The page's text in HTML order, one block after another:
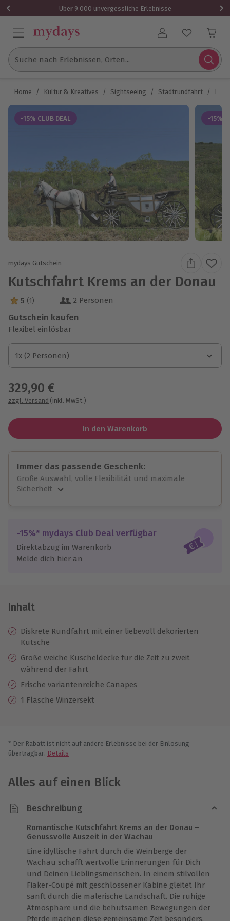
Über 9.000 unvergessliche Erlebnisse
Benutzerkonto
Suche nach Erlebnissen, Orten...
Home / Kultur & Kreatives / Sightseeing / Stadtrundfahrt /
-15% CLUB DEAL -15%
mydays Gutschein
Kutschfahrt Krems an der Donau
5 Sterne von 5 aus 1 Bewertungen
5 (1) 2 Personen
Gutschein kaufen
Flexibel einlösbar
1x (2 Personen)
1x (2 Personen)
1x (2 Personen)
329,90 €
zzgl. Versand (inkl. MwSt.)
In den Warenkorb
Immer das passende Geschenk:
Große Auswahl, volle Flexibilität und maximale
Sicherheit
Jeder Gutschein für alle Erlebnisse einlösbar.
Maximale Sicherheit
10 Jahre gültig & verlängerbar.
-15%* mydays Club Deal verfügbar
Direktabzug im Warenkorb
Melde dich hier an
Inhalt
Diskrete Rundfahrt mit einer liebevoll dekorierten
Kutsche
Große weiche Kuscheldecke für die Zeit zu zweit
während der Fahrt
Frische variantenreiche Canapes
1 Flasche Winzersekt
* Der Rabatt ist nicht auf andere Erlebnisse bei der Einlösung
übertragbar. Details
Alles auf einen Blick
Beschreibung
Romantische Kutschfahrt Krems an der Donau –
Genussvolle Auszeit in der Wachau
Eine idyllische Fahrt durch die Weinberge der
Wachau schafft wertvolle Erinnerungen für Dich
und Deinen Lieblingsmenschen. In einem stilvollen
Fiaker-Coupé mit geschlossener Kabine gleitet Ihr
sanft durch die malerische Landschaft. Die ruhige
Atmosphäre und die behutsamen Bewegungen der
Pferde machen diese gemeinsame Zeit besonders.